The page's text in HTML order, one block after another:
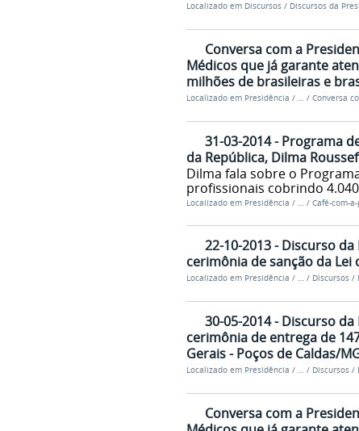
Localizado em Discursos / Discursos da
Conversa com a
Médicos que já garante
milhões de brasileiras e
Localizado em Presidência / … / Conversa
31-03-2014 - Programa
da República, Dilma
Dilma fala sobre o
profissionais cobrindo
Localizado em Presidência / / Café-com-
22-10-2013 - Discurso
cerimônia de sanção da
Localizado em Presidência / … / Discursos /
30-05-2014 - Discurso
cerimônia de entrega de
Gerais - Poços de Caldas/
Localizado em Presidência / … / Discursos /
Conversa com a